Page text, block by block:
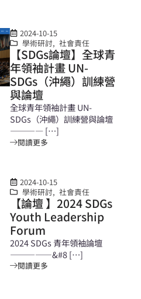
2024-10-15
學術研討, 社會責任
【SDGs論壇】全球青
年領袖計畫 UN-
SDGs（沖繩）訓練營
與論壇
全球青年領袖計畫 UN-
SDGs（沖繩）訓練營與論壇
———— […]
閱讀更多
2024-10-15
學術研討, 社會責任
【論壇 】2024 SDGs
Youth Leadership
Forum
2024 SDGs 青年領袖論壇
—————&#8 […]
閱讀更多